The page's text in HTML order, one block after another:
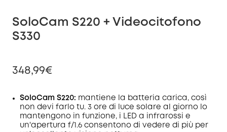
SoloCam S220 + Videocitofono
S330
348,99€
di sconto
COPIA
SoloCam S220: mantiene la batteria carica, così
non devi farlo tu. 3 ore di luce solare al giorno lo
mantengono in funzione, i LED a infrarossi e
un'apertura f/1.6 consentono di vedere di più per